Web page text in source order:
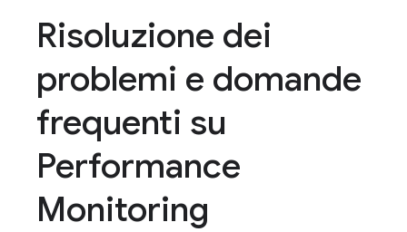
Risoluzione dei
problemi e domande
frequenti su
Performance
Monitoring